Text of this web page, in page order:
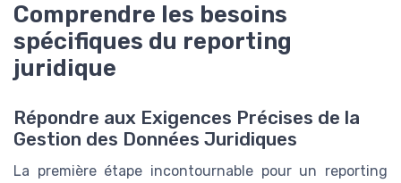
Comprendre les besoins
spécifiques du reporting
juridique
Répondre aux Exigences Précises de la
Gestion des Données Juridiques
La première étape incontournable pour un reporting